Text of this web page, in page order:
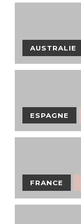
AUSTRALIE
ESPAGNE
FRANCE